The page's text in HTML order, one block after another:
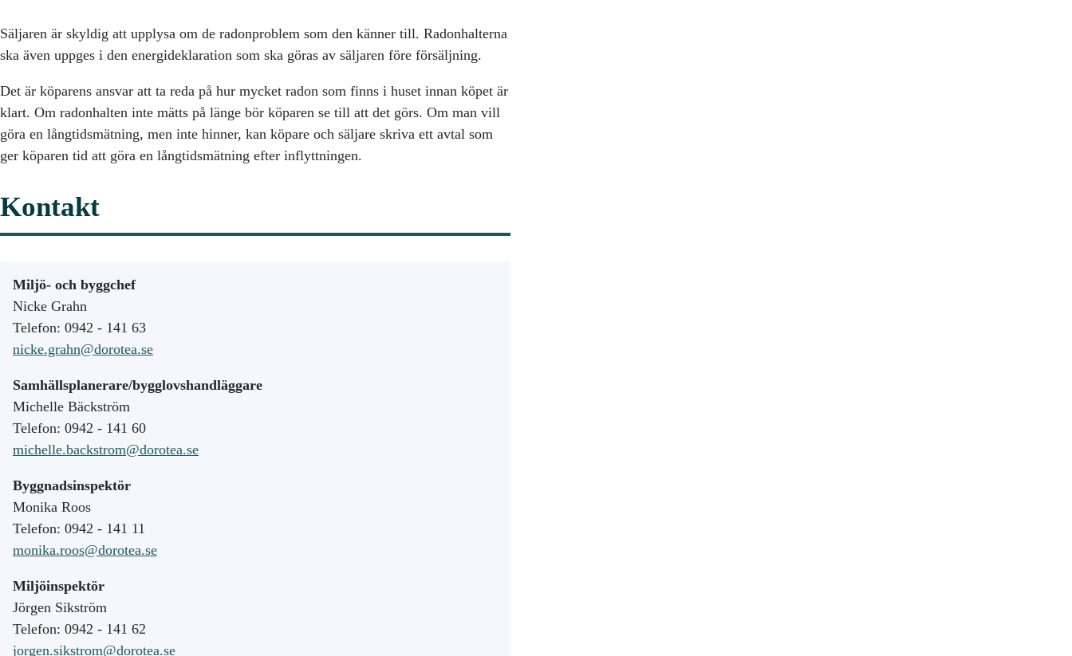
Säljaren är skyldig att upplysa om de radonproblem som den känner till. Radonhalterna
ska även uppges i den energideklaration som ska göras av säljaren före försäljning.
Det är köparens ansvar att ta reda på hur mycket radon som finns i huset innan köpet är
klart. Om radonhalten inte mätts på länge bör köparen se till att det görs. Om man vill
göra en långtidsmätning, men inte hinner, kan köpare och säljare skriva ett avtal som
ger köparen tid att göra en långtidsmätning efter inflyttningen.
Kontakt
Miljö- och byggchef
Nicke Grahn
Telefon: 0942 - 141 63
nicke.grahn@dorotea.se
Samhällsplanerare/bygglovshandläggare
Michelle Bäckström
Telefon: 0942 - 141 60
michelle.backstrom@dorotea.se
Byggnadsinspektör
Monika Roos
Telefon: 0942 - 141 11
monika.roos@dorotea.se
Miljöinspektör
Jörgen Sikström
Telefon: 0942 - 141 62
jorgen.sikstrom@dorotea.se